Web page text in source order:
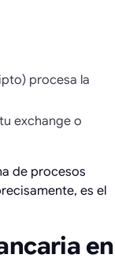
procesa la
exchange o
de procesos
es el
en